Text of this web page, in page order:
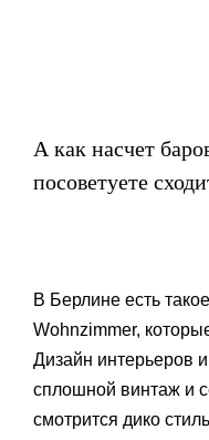
А как насчет
посоветуете
В Берлине есть
Wohnzimmer,
Дизайн интерьеров
сплошной винтаж и
смотрится дико